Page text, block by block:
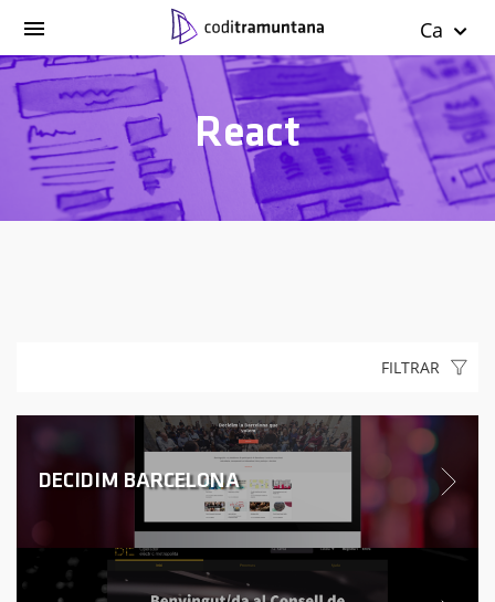
Ca
React
FILTRAR
DECIDIM BARCELONA